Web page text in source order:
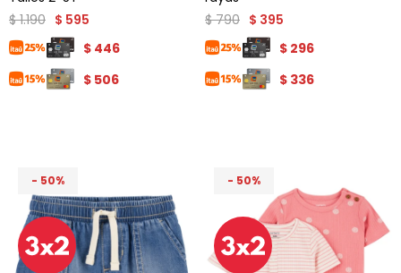
$ 595
$ 1.190
$ 446
$ 506
$ 395
$ 790
$ 296
$ 336
50 50